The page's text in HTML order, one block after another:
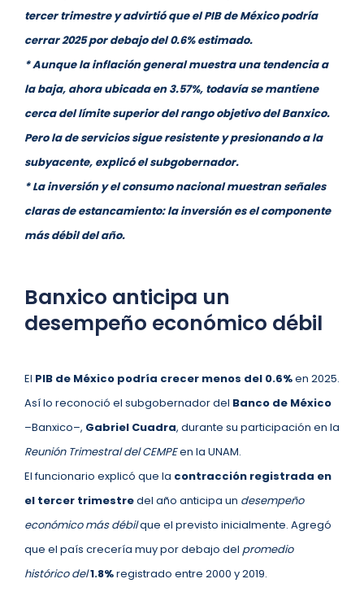
tercer trimestre y advirtió que el PIB de México podría
cerrar 2025 por debajo del 0.6% estimado.
* Aunque la inflación general muestra una tendencia a
la baja, ahora ubicada en 3.57%, todavía se mantiene
cerca del límite superior del rango objetivo del Banxico.
Pero la de servicios sigue resistente y presionando a la
subyacente, explicó el subgobernador.
* La inversión y el consumo nacional muestran señales
claras de estancamiento: la inversión es el componente
más débil del año.
Banxico anticipa un
desempeño económico débil
El PIB de México podría crecer menos del 0.6%en 2025.
Así lo reconoció el subgobernador del Banco de México
–Banxico–, Gabriel Cuadra, durante su participación en la
Reunión Trimestral del CEMPEen la UNAM.
El funcionario explicó que la contracción registrada en
el tercer trimestredel año anticipa un desempeño
económico más débilque el previsto inicialmente. Agregó
que el país crecería muy por debajo del promedio
histórico del1.8%registrado entre 2000 y 2019.